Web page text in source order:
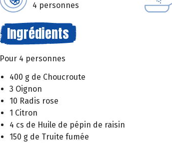
4 personnes
Ingrédients
Pour 4 personnes
400 g de Choucroute
3 Oignon
10 Radis rose
1 Citron
4 cs de Huile de pépin de raisin
150 g de Truite fumée